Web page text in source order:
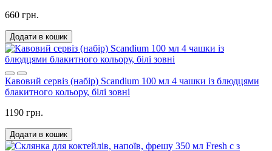
660 грн.
Додати в кошик
Кавовий сервіз (набір) Scandium 100 мл 4 чашки із блюдцями
блакитного кольору, білі зовні
1190 грн.
Додати в кошик